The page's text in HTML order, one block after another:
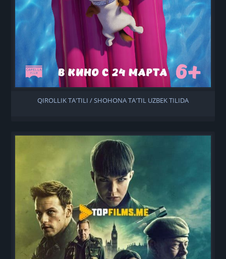
QIROLLIK TA'TILI / SHOHONA TA'TIL UZBEK TILIDA